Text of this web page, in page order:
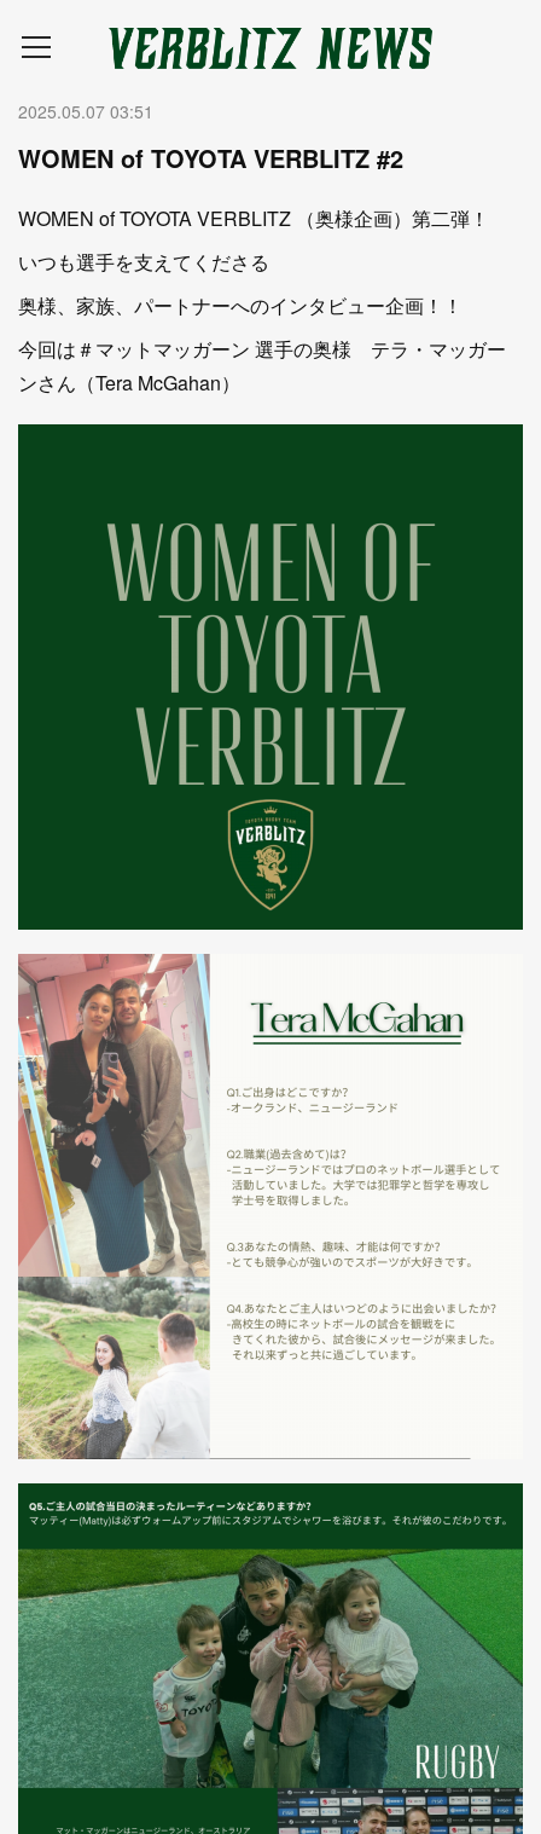
2025.05.07 03:51
WOMEN of TOYOTA VERBLITZ #2
WOMEN of TOYOTA VERBLITZ （奥様企画）第二弾！
いつも選手を支えてくださる
奥様、家族、パートナーへのインタビュー企画！！
今回は＃マットマッガーン 選手の奥様 テラ・マッガー
ンさん（Tera McGahan）